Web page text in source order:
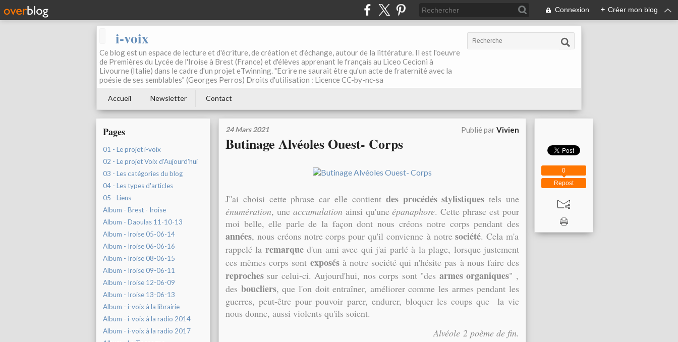
Connexion + Créer mon blog
i-voix
Ce blog est un espace de lecture et d'écriture, de création et d'échange, autour de la littérature. Il est l'oeuvre
de Premières du Lycée de l'Iroise à Brest (France) et d'élèves apprenant le français au Liceo Cecioni à
Livourne (Italie) dans le cadre d'un projet eTwinning. "Ecrire ne saurait être qu'un acte de fraternité avec la
poésie de ses semblables" (Georges Perros) Droits d'utilisation : Licence CC-by-nc-sa
Accueil Newsletter Contact
Pages
01 - Le projet i-voix
02 - Le projet Voix d'Aujourd'hui
03 - Les catégories du blog
04 - Les types d'articles
05 - Liens
Album - Brest - Iroise
Album - Daoulas 11-10-13
Album - Iroise 05-06-14
Album - Iroise 06-06-16
Album - Iroise 08-06-15
Album - Iroise 09-06-11
Album - Iroise 12-06-09
Album - Iroise 13-06-13
Album - i-voix à la librairie
Album - i-voix à la radio 2014
Album - i-voix à la radio 2017
24 Mars 2021 Publié parVivien
Butinage Alvéoles Ouest- Corps
J''ai choisi cette phrase car elle contient des procédés stylistiquestels une
énumération, une accumulation ainsi qu'uneépanaphore. Cette phrase est pour
moi belle, elle parle de la façon dont nous créons notre corps pendant des
années, nous créons notre corps pour qu'il convienne à notresociété. Cela m'a
rappelé la remarqued'un ami avec qui j'ai parlé à la plage, lorsque justement
ces mêmes corps sont exposésà notre société qui n'hésite pas à nous faire des
reproches sur celui-ci. Aujourd'hui, nos corps sont "des armes organiques" ,
des boucliers, que l'on doit entraîner, améliorer comme les armes pendant les
guerres, peut-être pour pouvoir parer, endurer, bloquer les coups que la vie
nous donne, aussi violents qu'ils soient.
Alvéole 2 poème de fin.
Repost
0